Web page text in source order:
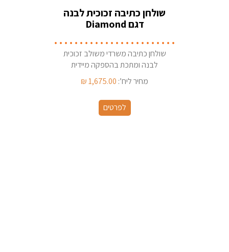
שולחן כתיבה זכוכית לבנה
דגם Diamond
שולחן כתיבה משרדי משולב זכוכית
לבנה ומתכת בהספקה מיידית
מהמלאימחיר ליח’: 1,675.00
₪
לפרטים